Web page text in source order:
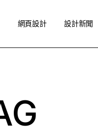
網頁設計 設計新聞